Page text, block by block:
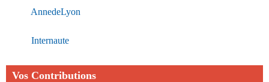
AnnedeLyon
Internaute
Vos Contributions